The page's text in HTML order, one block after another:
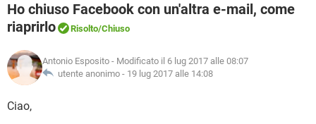
INSTAGRAM WHATSAPP
TIKTOK
HARDWARE
iOS
TIKTOK FACEBOOK
COVID-19 GAMING
INTRATTENIMENTO
iOS WINDOWS 10
INSTAGRAM
TIKTOK
FORUM
INTRATTENIMENTO ANDROID
GLOSSARIO
COVID-19
INTRATTENIMENTO
Ho chiuso Facebook con un'altra e-mail, come
riaprirlo
Risolto/Chiuso
Antonio Esposito - Modificato il 6 lug 2017 alle 08:07
utente anonimo - 19 lug 2017 alle 14:08
Ciao,